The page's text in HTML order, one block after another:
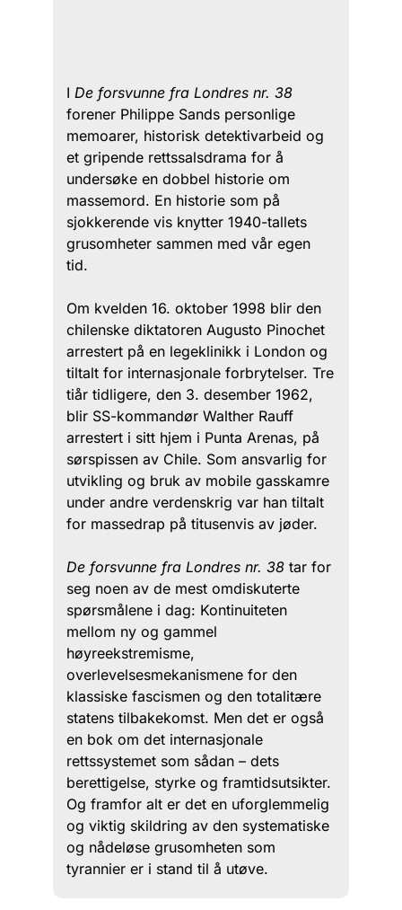
I De forsvunne fra Londres nr. 38
forener Philippe Sands personlige
memoarer, historisk detektivarbeid og
et gripende rettssalsdrama for å
undersøke en dobbel historie om
massemord. En historie som på
sjokkerende vis knytter 1940-tallets
grusomheter sammen med vår egen
tid.
Om kvelden 16. oktober 1998 blir den
chilenske diktatoren Augusto Pinochet
arrestert på en legeklinikk i London og
tiltalt for internasjonale forbrytelser. Tre
tiår tidligere, den 3. desember 1962,
blir SS-kommandør Walther Rauff
arrestert i sitt hjem i Punta Arenas, på
sørspissen av Chile. Som ansvarlig for
utvikling og bruk av mobile gasskamre
under andre verdenskrig var han tiltalt
for massedrap på titusenvis av jøder.
De forsvunne fra Londres nr. 38 tar for
seg noen av de mest omdiskuterte
spørsmålene i dag: Kontinuiteten
mellom ny og gammel
høyreekstremisme,
overlevelsesmekanismene for den
klassiske fascismen og den totalitære
statens tilbakekomst. Men det er også
en bok om det internasjonale
rettssystemet som sådan – dets
berettigelse, styrke og framtidsutsikter.
Og framfor alt er det en uforglemmelig
og viktig skildring av den systematiske
og nådeløse grusomheten som
tyrannier er i stand til å utøve.